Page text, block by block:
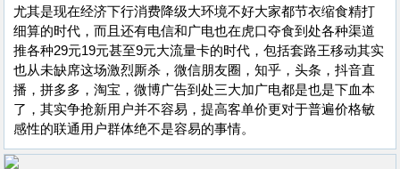
尤其是现在经济下行消费降级大环境不好大家都节衣缩食精打
细算的时代，而且还有电信和广电也在虎口夺食到处各种渠道
推各种29元19元甚至9元大流量卡的时代，包括套路王移动其实
也从未缺席这场激烈厮杀，微信朋友圈，知乎，头条，抖音直
播，拼多多，淘宝，微博广告到处三大加广电都是也是下血本
了，其实争抢新用户并不容易，提高客单价更对于普遍价格敏
感性的联通用户群体绝不是容易的事情。